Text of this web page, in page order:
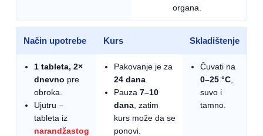
organa.
Način upotrebe Kurs Skladištenje
1 tableta, 2×
dnevno pre
obroka.
Ujutru –
tableta iz
narandžastog
Pakovanje je za
24 dana
Pauza 7–10
dana , zatim
kurs može da se
ponovi.
Čuvati na
0–25 °C
suvo i
tamno.